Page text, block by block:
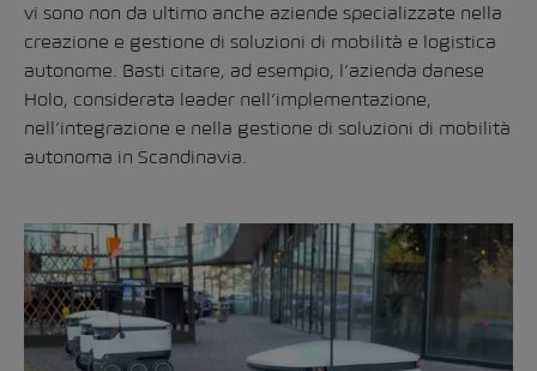
vi sono non da ultimo anche aziende specializzate nella
creazione e gestione di soluzioni di mobilità e logistica
autonome. Basti citare, ad esempio, l’azienda danese
Holo, considerata leader nell’implementazione,
nell’integrazione e nella gestione di soluzioni di mobilità
autonoma in Scandinavia.